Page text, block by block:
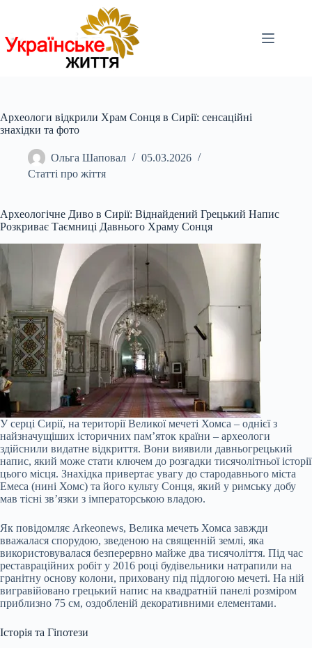
Археологи відкрили Храм Сонця в Сирії: сенсаційні
знахідки та фото
Ольга Шаповал
05.03.2026
Статті про жіття
Археологічне Диво в Сирії: Віднайдений Грецький Напис
Розкриває Таємниці Давнього Храму Сонця
У серці Сирії, на території Великої мечеті Хомса – однієї з
найзначущіших історичних пам’яток країни – археологи
здійснили видатне відкриття. Вони виявили давньогрецький
напис, який може стати ключем до розгадки тисячолітньої історії
цього місця. Знахідка привертає увагу до стародавнього міста
Емеса (нині Хомс) та його культу Сонця, який у римську добу
мав тісні зв’язки з імператорською владою.
Як повідомляє Arkeonews, Велика мечеть Хомса завжди
вважалася спорудою, зведеною на священній землі, яка
використовувалася безперервно майже два тисячоліття. Під час
реставраційних робіт у 2016 році будівельники натрапили на
гранітну основу колони, приховану під підлогою мечеті. На ній
вигравійовано грецький напис на квадратній панелі розміром
приблизно 75 см, оздобленій декоративними елементами.
Історія та Гіпотези